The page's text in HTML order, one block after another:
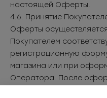
настоящей Оферты.
4.6. Принятие
Оферты
Покупателем
регистрационную
магазина или при
Оператора. После